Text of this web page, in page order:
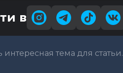
в
интересная тема для статьи.